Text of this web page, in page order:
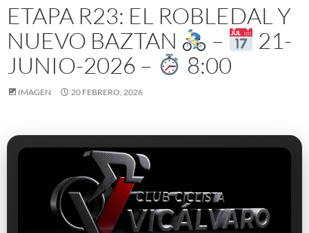
ETAPA R23: EL ROBLEDAL Y
NUEVO BAZTAN
–
21-
JUNIO-2026 –
8:00
IMAGEN 20 FEBRERO, 2026